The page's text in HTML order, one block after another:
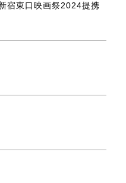
宿東口映画祭2024提携